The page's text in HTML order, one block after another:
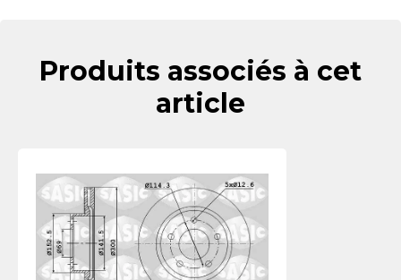
Produits associés à cet
article